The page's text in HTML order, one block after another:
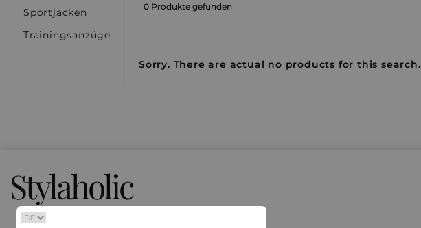
Sportjacken
Trainingsanzüge
0 Produkte gefunden
Sorry. There are actual no products for this search.
Stylaholic